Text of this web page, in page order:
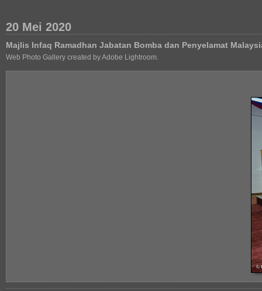
20 Mei 2020
Majlis Infaq Ramadhan Jabatan Bomba dan Penyelamat
Web Photo Gallery created by Adobe Lightroom.